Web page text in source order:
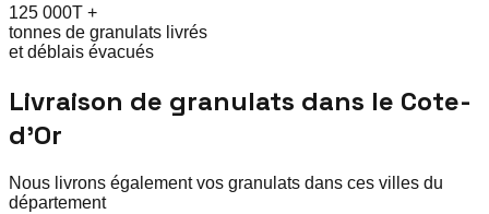
125 000T +
tonnes de granulats livrés
et déblais évacués
Livraison de granulats dans le Cote-
d'Or
Nous livrons également vos granulats dans ces villes du
département